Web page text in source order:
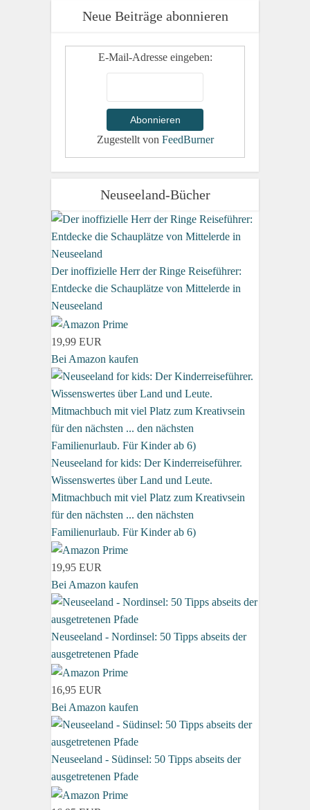
Neue Beiträge abonnieren
E-Mail-Adresse eingeben:
Zugestellt von FeedBurner
Neuseeland-Bücher
Der inoffizielle Herr der Ringe Reiseführer:
Entdecke die Schauplätze von Mittelerde in
Neuseeland
19,99 EUR
Bei Amazon kaufen
Neuseeland for kids: Der Kinderreiseführer.
Wissenswertes über Land und Leute.
Mitmachbuch mit viel Platz zum Kreativsein
für den nächsten ... den nächsten
Familienurlaub. Für Kinder ab 6)
19,95 EUR
Bei Amazon kaufen
Neuseeland - Nordinsel: 50 Tipps abseits der
ausgetretenen Pfade
16,95 EUR
Bei Amazon kaufen
Neuseeland - Südinsel: 50 Tipps abseits der
ausgetretenen Pfade